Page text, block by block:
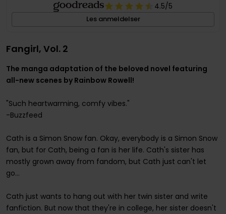
4.5/5
Les anmeldelser
Fangirl, Vol. 2
The manga adaptation of the beloved novel featuring
all-new scenes by Rainbow Rowell!
"Such heartwarming, comfy vibes."
-Buzzfeed
Cath is a Simon Snow fan. Okay, everybody is a Simon Snow
fan, but for Cath, being a fan is her life. Cath's sister has
mostly grown away from fandom, but Cath just can't let
go...
Cath just wants to hang out with her twin sister and write
fanfiction. But now that they're in college, her sister doesn't